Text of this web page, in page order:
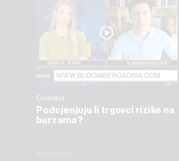
Connect
Podcjenjuju li trgovci rizike na
burzama?